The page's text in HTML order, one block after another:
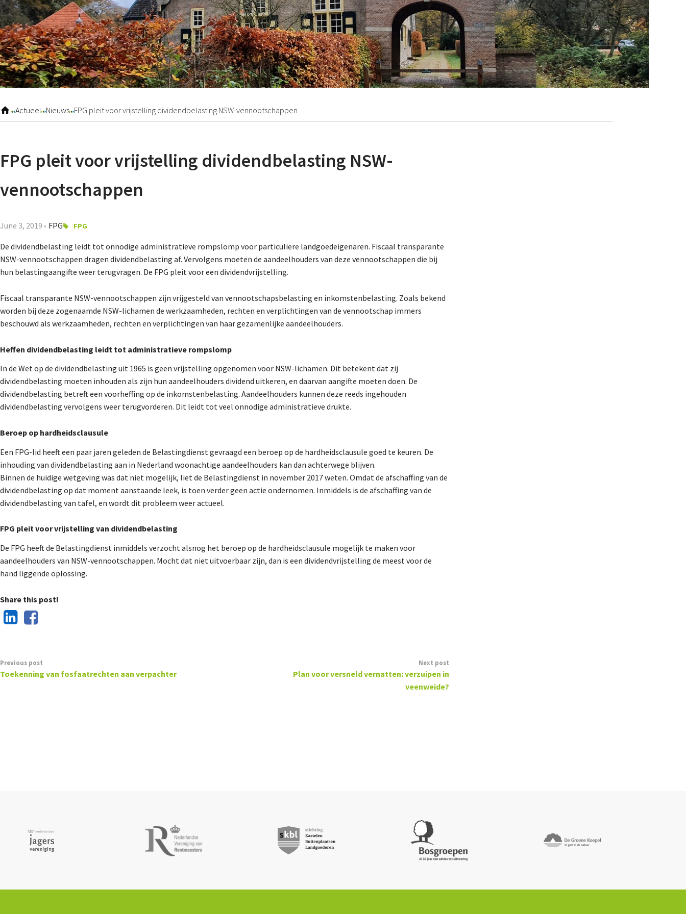
Actueel Nieuws FPG pleit voor vrijstelling dividendbelasting NSW-vennootschappen
FPG pleit voor vrijstelling dividendbelasting NSW-
vennootschappen
June 3, 2019 FPG FPG
De dividendbelasting leidt tot onnodige administratieve rompslomp voor particuliere landgoedeigenaren. Fiscaal transparante
NSW-vennootschappen dragen dividendbelasting af. Vervolgens moeten de aandeelhouders van deze vennootschappen die bij
hun belastingaangifte weer terugvragen. De FPG pleit voor een dividendvrijstelling.
Fiscaal transparante NSW-vennootschappen zijn vrijgesteld van vennootschapsbelasting en inkomstenbelasting. Zoals bekend
worden bij deze zogenaamde NSW-lichamen de werkzaamheden, rechten en verplichtingen van de vennootschap immers
beschouwd als werkzaamheden, rechten en verplichtingen van haar gezamenlijke aandeelhouders.
Heffen dividendbelasting leidt tot administratieve rompslomp
In de Wet op de dividendbelasting uit 1965 is geen vrijstelling opgenomen voor NSW-lichamen. Dit betekent dat zij
dividendbelasting moeten inhouden als zijn hun aandeelhouders dividend uitkeren, en daarvan aangifte moeten doen. De
dividendbelasting betreft een voorheffing op de inkomstenbelasting. Aandeelhouders kunnen deze reeds ingehouden
dividendbelasting vervolgens weer terugvorderen. Dit leidt tot veel onnodige administratieve drukte.
Beroep op hardheidsclausule
Een FPG-lid heeft een paar jaren geleden de Belastingdienst gevraagd een beroep op de hardheidsclausule goed te keuren. De
inhouding van dividendbelasting aan in Nederland woonachtige aandeelhouders kan dan achterwege blijven.
Binnen de huidige wetgeving was dat niet mogelijk, liet de Belastingdienst in november 2017 weten. Omdat de afschaffing van de
dividendbelasting op dat moment aanstaande leek, is toen verder geen actie ondernomen. Inmiddels is de afschaffing van de
dividendbelasting van tafel, en wordt dit probleem weer actueel.
FPG pleit voor vrijstelling van dividendbelasting
De FPG heeft de Belastingdienst inmiddels verzocht alsnog het beroep op de hardheidsclausule mogelijk te maken voor
aandeelhouders van NSW-vennootschappen. Mocht dat niet uitvoerbaar zijn, dan is een dividendvrijstelling de meest voor de
hand liggende oplossing.
Share this post!
Previous post
Toekenning van fosfaatrechten aan verpachter
Next post
Plan voor versneld vernatten: verzuipen in
veenweide?
Agenda
Nieuwsbrief
About us